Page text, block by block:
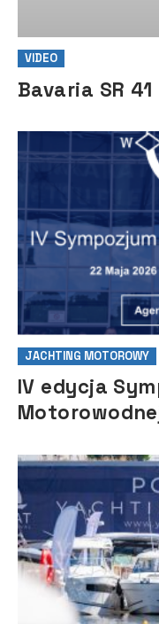
VIDEO
Bavaria SR
JACHTING MOTOROWY
IV edycja
Motorowodnej